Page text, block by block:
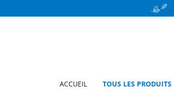
ACCUEIL TOUS LES PRODUITS